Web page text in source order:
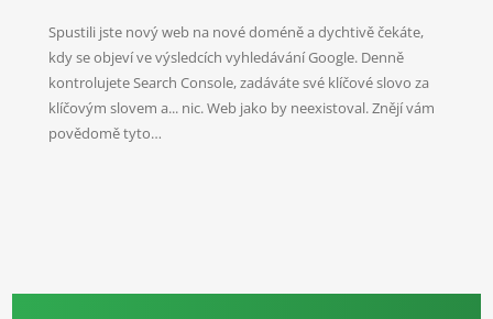
Spustili jste nový web na nové doméně a dychtivě čekáte,
kdy se objeví ve výsledcích vyhledávání Google. Denně
kontrolujete Search Console, zadáváte své klíčové slovo za
klíčovým slovem a... nic. Web jako by neexistoval. Znějí vám
povědomě tyto…